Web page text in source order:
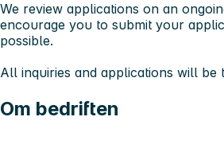
We review applications on an
encourage you to submit your
possible.
All inquiries and applications will be
Om bedriften